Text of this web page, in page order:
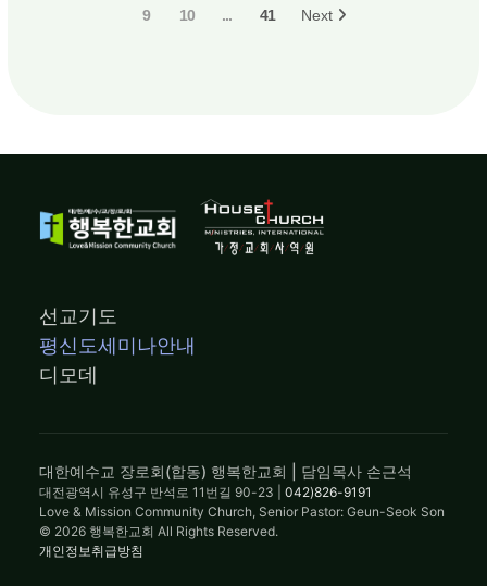
9 10 ... 41 Next
선교기도
평신도세미나안내
디모데
대한예수교 장로회(합동) 행복한교회 | 담임목사 손근석
대전광역시 유성구 반석로 11번길 90-23 | 042)826-9191
Love & Mission Community Church, Senior Pastor: Geun-Seok Son
© 2026 행복한교회 All Rights Reserved.
개인정보취급방침